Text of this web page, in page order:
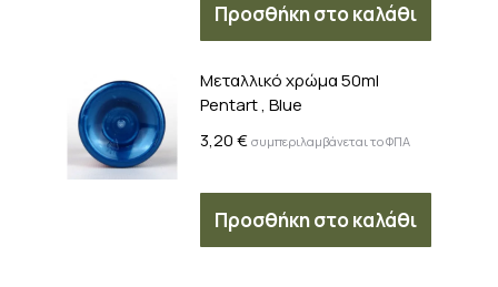
Προσθήκη στο καλάθι
Μεταλλικό χρώμα 50ml
Pentart , Blue
3,20€ συμπεριλαμβάνεται το ΦΠΑ
Προσθήκη στο καλάθι